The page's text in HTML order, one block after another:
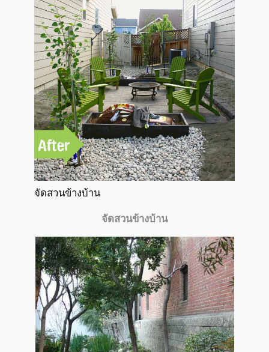
จัดสวนข้างบ้าน
จัดสวนข้างบ้าน